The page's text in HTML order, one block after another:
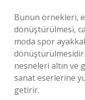
Bunun örnekleri,
dönüştürülmesi,
moda spor
nesneleri altın ve
sanat eserlerine
getirir.